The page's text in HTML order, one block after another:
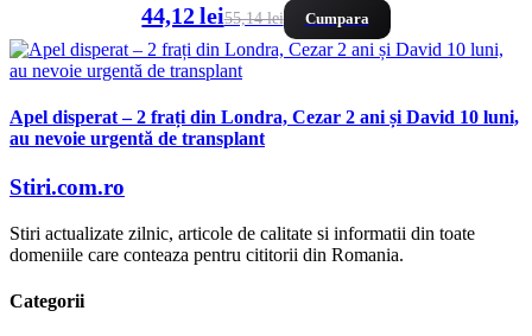
44,12 lei55,14 lei Cumpara
Apel disperat – 2 frați din Londra, Cezar 2 ani și David 10 luni,
au nevoie urgentă de transplant
Stiri.com.ro
Stiri actualizate zilnic, articole de calitate si informatii din toate
domeniile care conteaza pentru cititorii din Romania.
Categorii